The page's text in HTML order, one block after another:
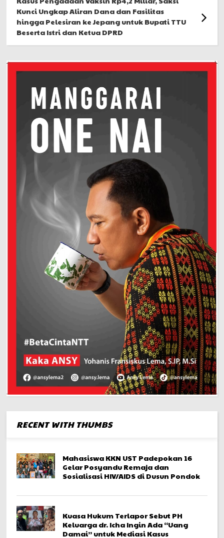
Kunci Ungkap Aliran Dana dan Fasilitas
hingga Pelesiran ke Jepang untuk Bupati TTU
Beserta Istri dan Ketua DPRD
RECENT WITH THUMBS
Mahasiswa KKN UST Padepokan 16
Gelar Posyandu Remaja dan
Sosialisasi HIV/AIDS di Dusun Pondok
Kuasa Hukum Terlapor Sebut PH
Keluarga dr. Icha Ingin Ada “Uang
Damai” untuk Mediasi Kasus